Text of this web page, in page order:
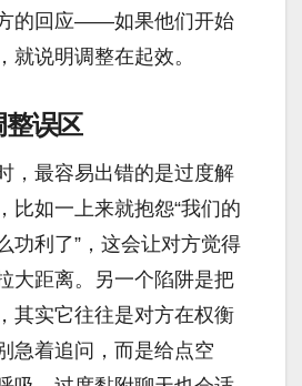
的回应——如果他们开始
就说明调整在起效。
误区
，最容易出错的是过度解
比如一上来就抱怨“我们的
功利了”，这会让对方觉得
大距离。另一个陷阱是把
其实它往往是对方在权衡
急着追问，而是给点空